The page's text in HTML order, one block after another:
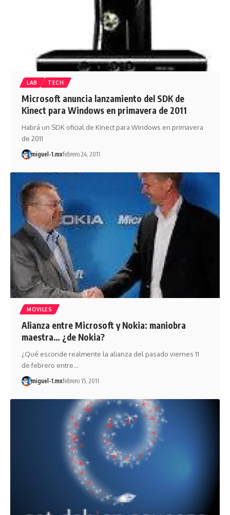
LAB TECH
Microsoft anuncia lanzamiento del SDK de
Kinect para Windows en primavera de 2011
Habrá un SDK oficial de Kinect para Windows en primavera
de 2011
miguel-1.mxfebrero 24, 2011
MOVILES
Alianza entre Microsoft y Nokia: maniobra
maestra… ¿de Nokia?
¿Qué esconde realmente la alianza del pasado viernes 11
de febrero entre…
miguel-1.mxfebrero 15, 2011